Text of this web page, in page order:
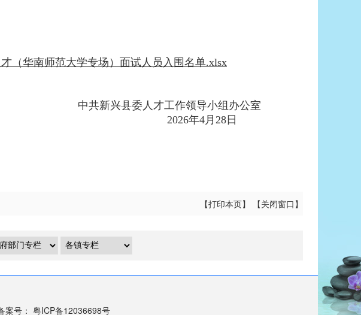
（华南师范大学专场）面试人员入围名单.xlsx
中共新兴县委人才工作领导小组办公室
2026年4月28日
【打印本页】 【关闭窗口 】
案号： 粤ICP备12036698号